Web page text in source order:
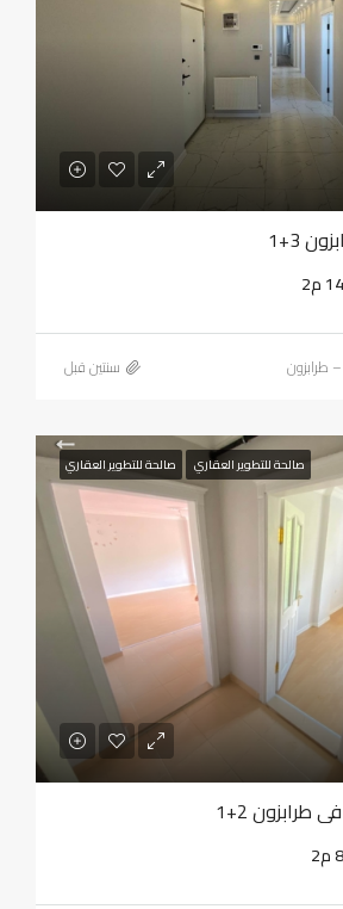
3+1
م2
– طرابزون ‏سنتين قبل
صالحة للتطوير العقاري صالحة للتطوير العقاري
2+1